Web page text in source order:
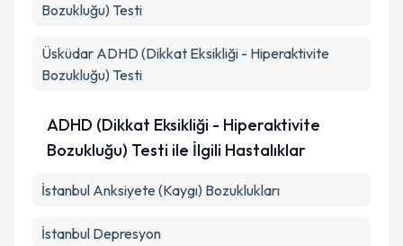
Bozukluğu) Testi
Üsküdar ADHD (Dikkat Eksikliği - Hiperaktivite
Bozukluğu) Testi
ADHD (Dikkat Eksikliği - Hiperaktivite
Bozukluğu) Testi ile İlgili Hastalıklar
İstanbul Anksiyete (Kaygı) Bozuklukları
İstanbul Depresyon